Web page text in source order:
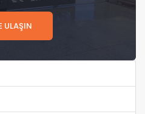
ULAŞIN